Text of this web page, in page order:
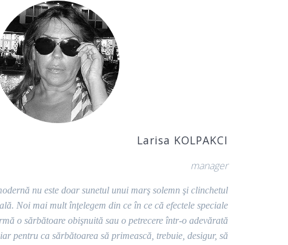
Larisa KOLPAKCI
manager
nu este doar sunetul unui marş solemn şi clinchetul
Noi mai mult înţelegem din ce în ce că efectele speciale
o sărbătoare obişnuită sau o petrecere într-o adevărată
pentru ca sărbătoarea să primească, trebuie, desigur, să